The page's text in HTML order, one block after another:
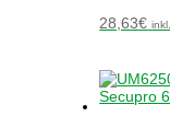
28,63€